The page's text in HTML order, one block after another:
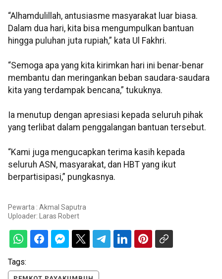
“Alhamdulillah, antusiasme masyarakat luar biasa.
Dalam dua hari, kita bisa mengumpulkan bantuan
hingga puluhan juta rupiah,” kata Ul Fakhri.
“Semoga apa yang kita kirimkan hari ini benar-benar
membantu dan meringankan beban saudara-saudara
kita yang terdampak bencana,” tukuknya.
Ia menutup dengan apresiasi kepada seluruh pihak
yang terlibat dalam penggalangan bantuan tersebut.
“Kami juga mengucapkan terima kasih kepada
seluruh ASN, masyarakat, dan HBT yang ikut
berpartisipasi,” pungkasnya.
Pewarta : Akmal Saputra
Uploader:
Laras Robert
Tags: